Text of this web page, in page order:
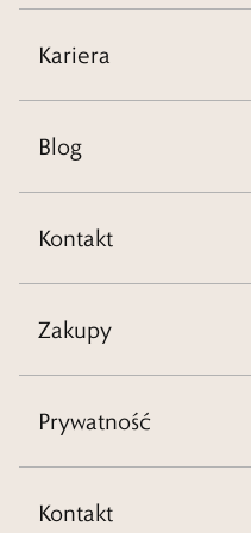
Kariera
Blog
Kontakt
Zakupy
Prywatność
Kontakt